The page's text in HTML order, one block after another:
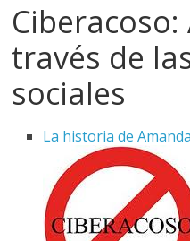
Ciberacoso:
través de
sociales
La historia de